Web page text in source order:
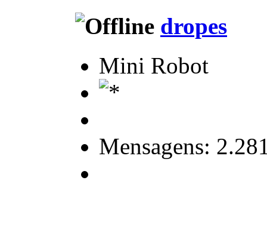
dropes
Mini Robot
Mensagens: